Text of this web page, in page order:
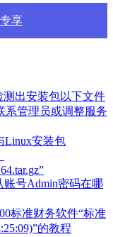
享
测出安装包以下文件
系管理员或调整服务
Linux安装包
账号Admin密码在哪
标准财务软件“标准
的教程